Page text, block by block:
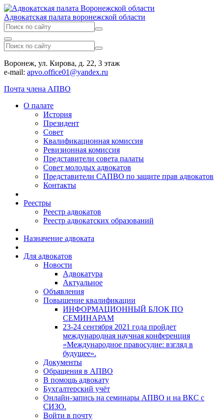
Адвокатская палата воронежской области
Воронеж, ул. Кирова, д. 22, 3 этаж
e-mail: apvo.office01@yandex.ru
Почта члена АПВО
О палате
История
Президент
Совет
Квалификационная комиссия
Ревизионная комиссия
Представители совета палаты
Совет молодых адвокатов
Представители САПВО по защите прав адвокатов
Контакты
Реестры
Реестр адвокатов
Реестр адвокатских образований
Назначение адвоката
Для адвокатов
Новости
Адвокатура
Актуальное
Объявления
Повышение квалификации
ИНФОРМАЦИОННЫЙ БЛОК ПО
СЕМИНАРАМ
23-24 сентября 2021 года пройдет
международная научная конференция
«Международное правосудие: взгляд в
будущее».
Документы
Обращения в АПВО
В помощь адвокату
Бухгалтерский учёт
Онлайн-запись на семинары АПВО и на ВКС с
СИЗО.
Войти в почту